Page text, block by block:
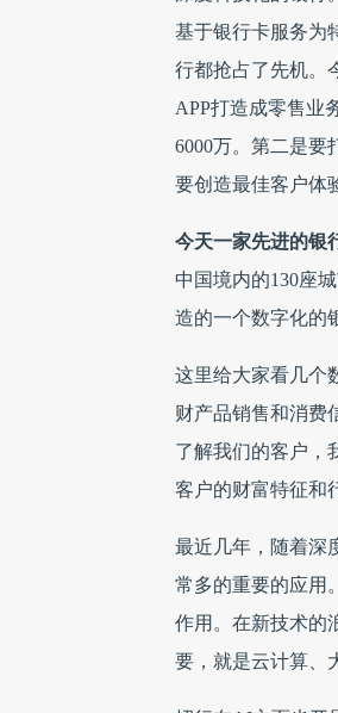
基于银行卡服务为
行都抢占了先机。
APP打造成零售业
6000万。第二是要
要创造最佳客户体
今天一家先进的银
中国境内的130座
造的一个数字化的
这里给大家看几个
财产品销售和消费
了解我们的客户，
客户的财富特征和
最近几年，随着深
常多的重要的应用
作用。在新技术的
要，就是云计算、